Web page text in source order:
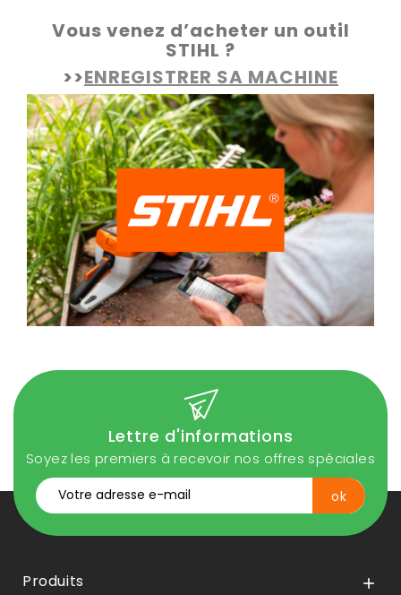
Vous venez d’acheter un outil
STIHL ?
>>ENREGISTRER SA MACHINE
Lettre d'informations
Soyez les premiers à recevoir nos offres spéciales
Produits 